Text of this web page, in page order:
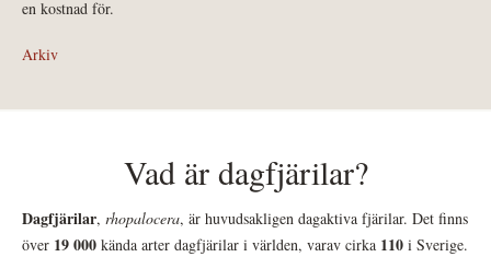
en kostnad för.
Arkiv
Vad är dagfjärilar?
Dagfjärilar, rhopalocera, är huvudsakligen dagaktiva fjärilar. Det finns
över 19 000 kända arter dagfjärilar i världen, varav cirka 110 i Sverige.